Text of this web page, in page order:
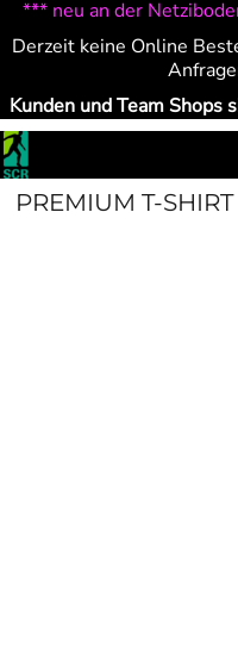
*** neu an der
Derzeit keine Online
Kunden und Team
PREMIUM T-